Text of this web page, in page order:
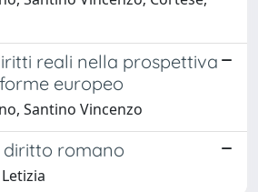
reali nella prospettiva
europeo
Santino Vincenzo
romano